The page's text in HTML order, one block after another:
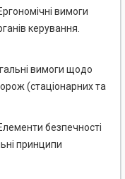
вимоги
керування.
вимоги щодо
(стаціонарних та
безпечності
принципи